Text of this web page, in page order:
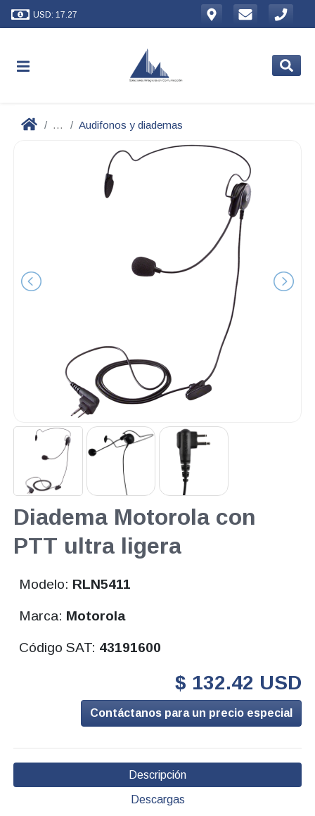
USD: 17.27
... Audifonos y diademas
Diadema Motorola con
PTT ultra ligera
Modelo: RLN5411
Marca: Motorola
Código SAT: 43191600
$ 132.42 USD
Contáctanos para un precio especial
Descripción
Descargas